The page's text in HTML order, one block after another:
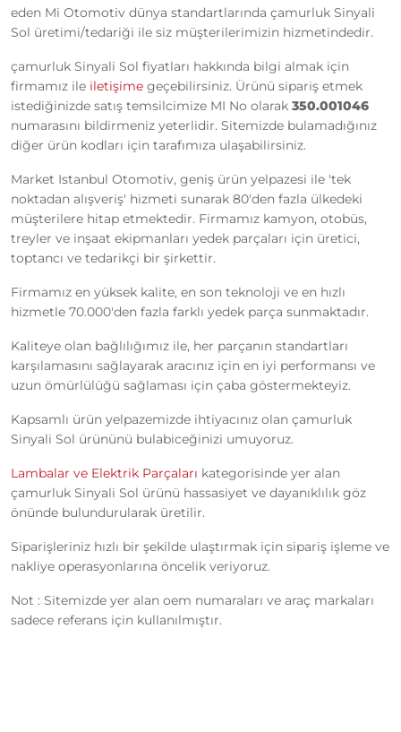
eden Mi Otomotiv dünya standartlarında çamurluk Sinyali
Sol üretimi/tedariği ile siz müşterilerimizin hizmetindedir.
çamurluk Sinyali Sol fiyatları hakkında bilgi almak için
firmamız ile iletişime geçebilirsiniz. Ürünü sipariş etmek
istediğinizde satış temsilcimize MI No olarak 350.001046
numarasını bildirmeniz yeterlidir. Sitemizde bulamadığınız
diğer ürün kodları için tarafımıza ulaşabilirsiniz.
Market Istanbul Otomotiv, geniş ürün yelpazesi ile 'tek
noktadan alışveriş' hizmeti sunarak 80'den fazla ülkedeki
müşterilere hitap etmektedir. Firmamız kamyon, otobüs,
treyler ve inşaat ekipmanları yedek parçaları için üretici,
toptancı ve tedarikçi bir şirkettir.
Firmamız en yüksek kalite, en son teknoloji ve en hızlı
hizmetle 70.000'den fazla farklı yedek parça sunmaktadır.
Kaliteye olan bağlılığımız ile, her parçanın standartları
karşılamasını sağlayarak aracınız için en iyi performansı ve
uzun ömürlülüğü sağlaması için çaba göstermekteyiz.
Kapsamlı ürün yelpazemizde ihtiyacınız olan çamurluk
Sinyali Sol ürününü bulabiceğinizi umuyoruz.
Lambalar ve Elektrik Parçaları kategorisinde yer alan
çamurluk Sinyali Sol ürünü hassasiyet ve dayanıklılık göz
önünde bulundurularak üretilir.
Siparişleriniz hızlı bir şekilde ulaştırmak için sipariş işleme ve
nakliye operasyonlarına öncelik veriyoruz.
Not : Sitemizde yer alan oem numaraları ve araç markaları
sadece referans için kullanılmıştır.